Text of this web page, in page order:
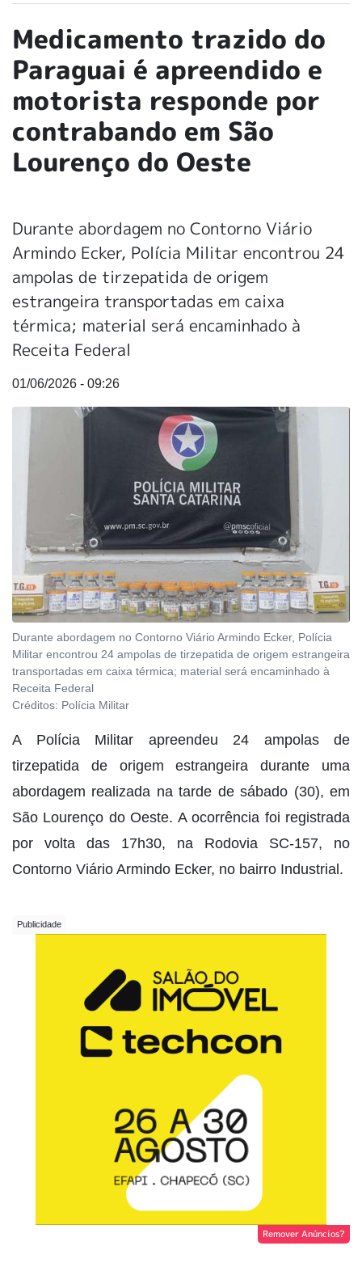
Medicamento trazido do
Paraguai é apreendido e
motorista responde por
contrabando em São
Lourenço do Oeste
Durante abordagem no Contorno Viário
Armindo Ecker, Polícia Militar encontrou 24
ampolas de tirzepatida de origem
estrangeira transportadas em caixa
térmica; material será encaminhado à
Receita Federal
01/06/2026 - 09:26
Durante abordagem no Contorno Viário Armindo Ecker, Polícia
Militar encontrou 24 ampolas de tirzepatida de origem estrangeira
transportadas em caixa térmica; material será encaminhado à
Receita Federal
Créditos: Polícia Militar
A Polícia Militar apreendeu 24 ampolas de
tirzepatida de origem estrangeira durante uma
abordagem realizada na tarde de sábado (30), em
São Lourenço do Oeste. A ocorrência foi registrada
por volta das 17h30, na Rodovia SC-157, no
Contorno Viário Armindo Ecker, no bairro Industrial.
Remover Anúncios?